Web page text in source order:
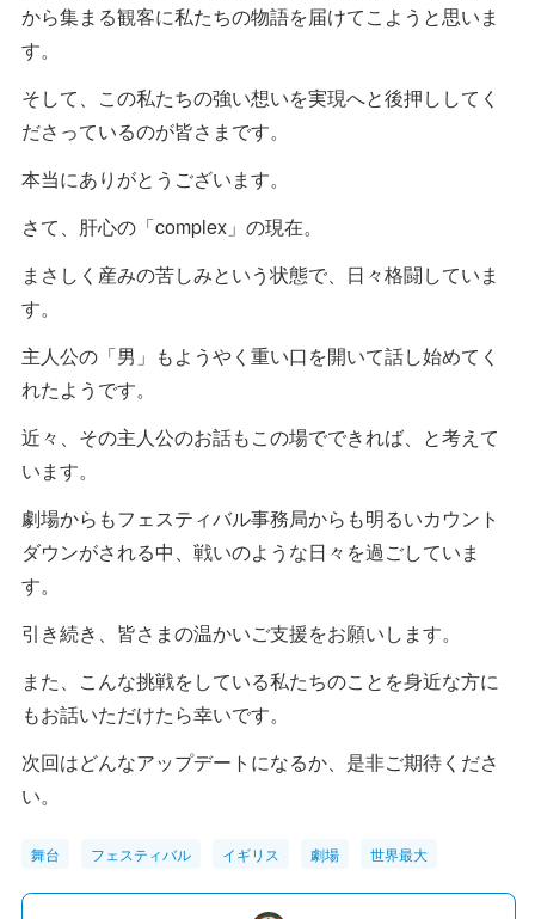
から集まる観客に私たちの物語を届けてこようと思いま
す。
そして、この私たちの強い想いを実現へと後押ししてく
ださっているのが皆さまです。
本当にありがとうございます。
さて、肝心の「complex」の現在。
まさしく産みの苦しみという状態で、日々格闘していま
す。
主人公の「男」もようやく重い口を開いて話し始めてく
れたようです。
近々、その主人公のお話もこの場でできれば、と考えて
います。
劇場からもフェスティバル事務局からも明るいカウント
ダウンがされる中、戦いのような日々を過ごしていま
す。
引き続き、皆さまの温かいご支援をお願いします。
また、こんな挑戦をしている私たちのことを身近な方に
もお話いただけたら幸いです。
次回はどんなアップデートになるか、是非ご期待くださ
い。
舞台 フェスティバル イギリス 劇場 世界最大